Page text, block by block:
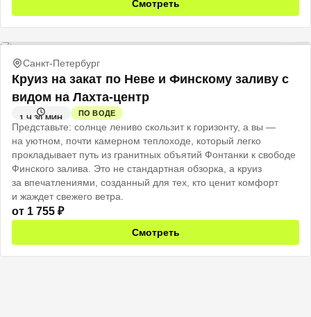
Смотреть
Санкт-Петербург
Круиз на закат по Неве и Финскому заливу с
видом на Лахта-центр
1 Ч 30 МИН
ПО ВОДЕ
Представьте: солнце лениво скользит к горизонту, а вы —
на уютном, почти камерном теплоходе, который легко
прокладывает путь из гранитных объятий Фонтанки к свободе
Финского залива. Это не стандартная обзорка, а круиз
за впечатлениями, созданный для тех, кто ценит комфорт
и жаждет свежего ветра.
от 1 755 ₽
Смотреть